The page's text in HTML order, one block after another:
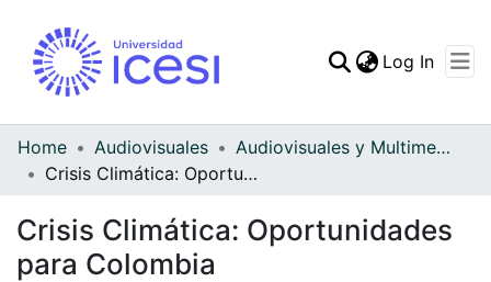
All of DSpace
Log In
Home Audiovisuales
Audiovisuales y Multimedia
Crisis Climática: Oportunidades para Colombia
Crisis Climática: Oportunidades
para Colombia